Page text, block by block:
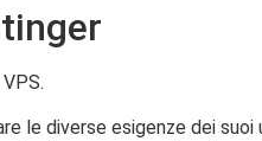
le diverse esigenze dei